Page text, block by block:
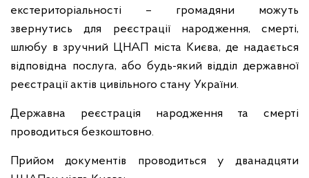
екстериторіальності – громадяни можуть
звернутись для реєстрації народження, смерті,
шлюбу в зручний ЦНАП міста Києва, де надається
відповідна послуга, або будь-який відділ державної
реєстрації актів цивільного стану України.
Державна реєстрація народження та смерті
проводиться безкоштовно.
Прийом документів проводиться у дванадцяти